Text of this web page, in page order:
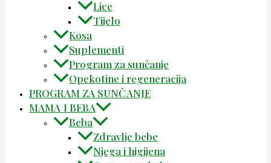
Lice
Tijelo
Kosa
Suplementi
Program za sunčanje
Opekotine i regeneracija
PROGRAM ZA SUNČANJE
MAMA I BEBA
Beba
Zdravlje bebe
Njega i higijena